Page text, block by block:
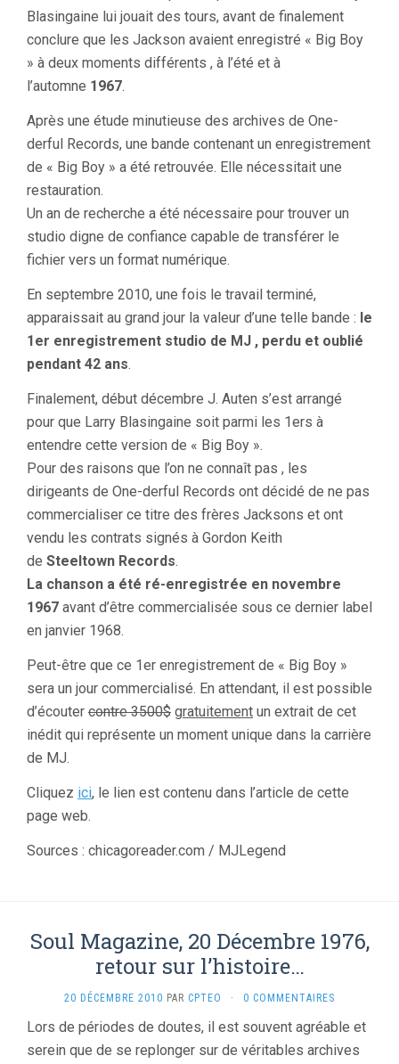
Blasingaine lui jouait des tours, avant de finalement
conclure que les Jackson avaient enregistré « Big Boy
» à deux moments différents , à l’été et à
l’automne 1967.
Après une étude minutieuse des archives de One-
derful Records, une bande contenant un enregistrement
de « Big Boy » a été retrouvée. Elle nécessitait une
restauration.
Un an de recherche a été nécessaire pour trouver un
studio digne de confiance capable de transférer le
fichier vers un format numérique.
En septembre 2010, une fois le travail terminé,
apparaissait au grand jour la valeur d’une telle bande : le
1er enregistrement studio de MJ , perdu et oublié
pendant 42 ans.
Finalement, début décembre J. Auten s’est arrangé
pour que Larry Blasingaine soit parmi les 1ers à
entendre cette version de « Big Boy ».
Pour des raisons que l’on ne connaît pas , les
dirigeants de One-derful Records ont décidé de ne pas
commercialiser ce titre des frères Jacksons et ont
vendu les contrats signés à Gordon Keith
de Steeltown Records.
La chanson a été ré-enregistrée en novembre
1967 avant d’être commercialisée sous ce dernier label
en janvier 1968.
Peut-être que ce 1er enregistrement de « Big Boy »
sera un jour commercialisé. En attendant, il est possible
d’écouter contre 3500$ gratuitement un extrait de cet
inédit qui représente un moment unique dans la carrière
de MJ.
Cliquez ici, le lien est contenu dans l’article de cette
page web.
Sources : chicagoreader.com / MJLegend
Soul Magazine, 20 Décembre 1976,
retour sur l’histoire…
20 DÉCEMBRE 2010 PAR CPTEO · 0 COMMENTAIRES
Lors de périodes de doutes, il est souvent agréable et
serein que de se replonger sur de véritables archives